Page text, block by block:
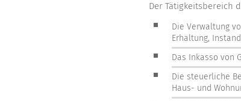
Der Tätigkeitsbereich
Die Verwaltung
Erhaltung,
Das Inkasso von
Die steuerliche
Haus- und